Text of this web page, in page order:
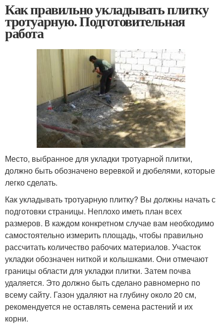
Как правильно укладывать плитку
тротуарную. Подготовительная
работа
Место, выбранное для укладки тротуарной плитки,
должно быть обозначено веревкой и дюбелями, которые
легко сделать.
Как укладывать тротуарную плитку? Вы должны начать с
подготовки страницы. Неплохо иметь план всех
размеров. В каждом конкретном случае вам необходимо
самостоятельно измерить площадь, чтобы правильно
рассчитать количество рабочих материалов. Участок
укладки обозначен ниткой и колышками. Они отмечают
границы области для укладки плитки. Затем почва
удаляется. Это должно быть сделано равномерно по
всему сайту. Газон удаляют на глубину около 20 см,
рекомендуется не оставлять семена растений и их
корни.